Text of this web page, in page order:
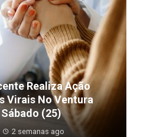
Realiza Ação
Virais No Ventura
(25)
2 semanas ago